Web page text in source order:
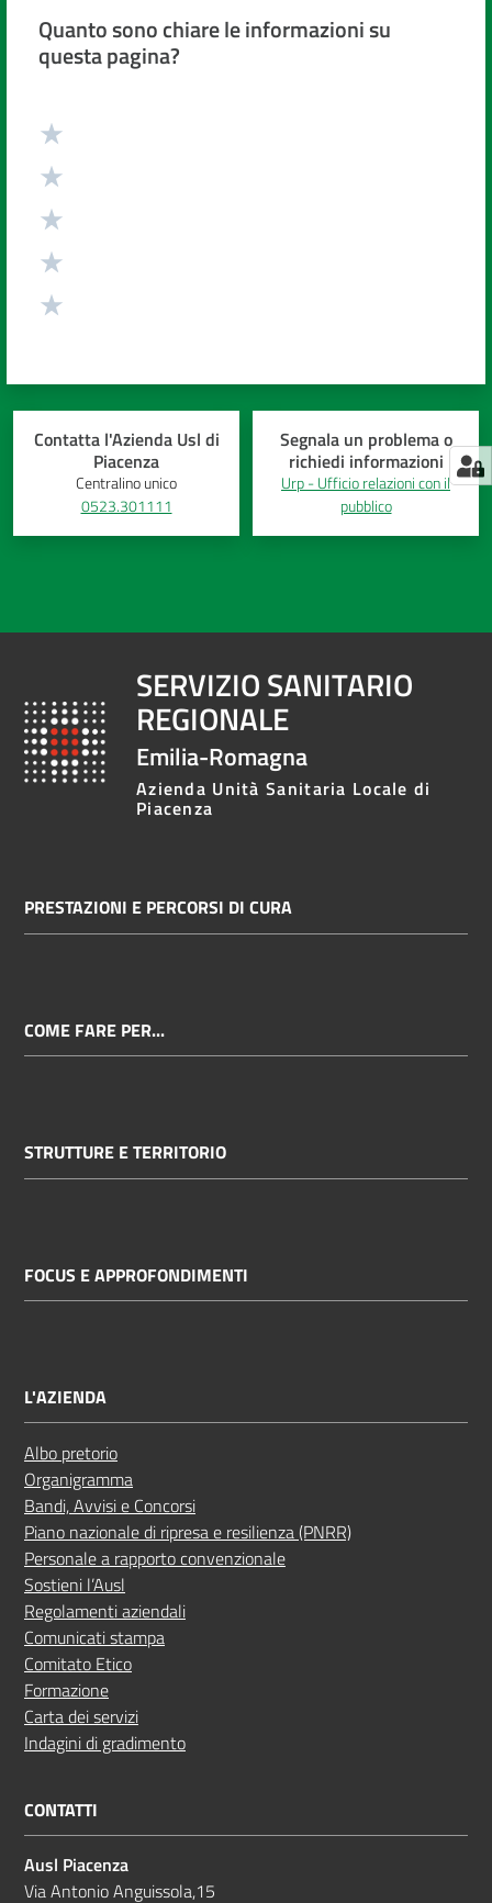
Quanto sono chiare le informazioni su
questa pagina?
Contatta l'Azienda Usl di
Piacenza
Centralino unico
0523.301111
Segnala un problema o
richiedi informazioni
Urp - Ufficio relazioni con il
pubblico
SERVIZIO SANITARIO
REGIONALE
Emilia-Romagna
Azienda Unità Sanitaria Locale di
Piacenza
PRESTAZIONI E PERCORSI DI CURA
COME FARE PER...
STRUTTURE E TERRITORIO
FOCUS E APPROFONDIMENTI
L'AZIENDA
Albo pretorio
Organigramma
Bandi, Avvisi e Concorsi
Piano nazionale di ripresa e resilienza (PNRR)
Personale a rapporto convenzionale
Sostieni l’Ausl
Regolamenti aziendali
Comunicati stampa
Comitato Etico
Formazione
Carta dei servizi
Indagini di gradimento
CONTATTI
Ausl Piacenza
Via Antonio Anguissola,15